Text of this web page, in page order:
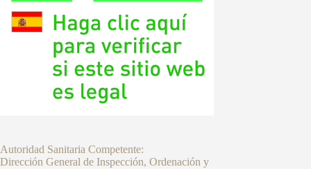
Autoridad Sanitaria Competente:
Dirección General de Inspección, Ordenación y